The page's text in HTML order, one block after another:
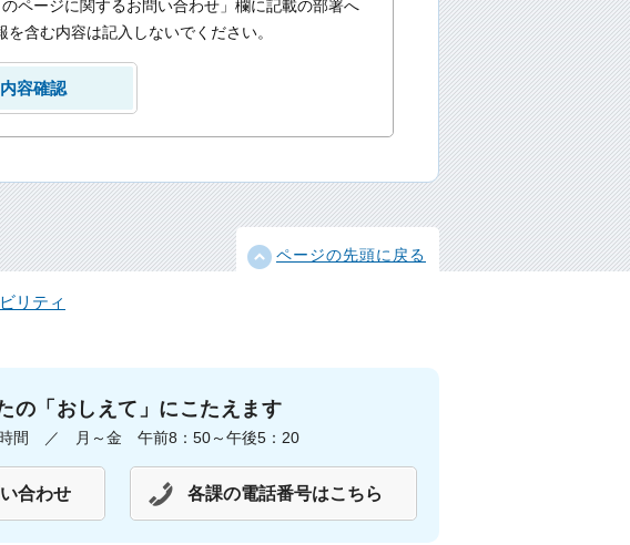
ページに関するお問い合わせ」欄に記載の部署へ
含む内容は記入しないでください。
ページの先頭に戻る
リティ
の「おしえて」にこたえます
時間 ／ 月～金 午前8：50～午後5：20
合わせ 各課の電話番号はこちら